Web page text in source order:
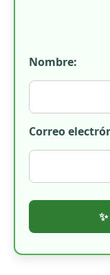
Nombre:
Correo